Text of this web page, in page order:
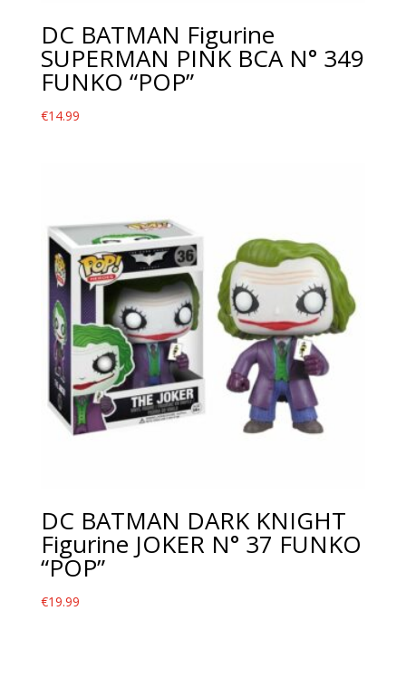
DC BATMAN Figurine
SUPERMAN PINK BCA N° 349
FUNKO “POP”
€14.99
DC BATMAN DARK KNIGHT
Figurine JOKER N° 37 FUNKO
“POP”
€19.99